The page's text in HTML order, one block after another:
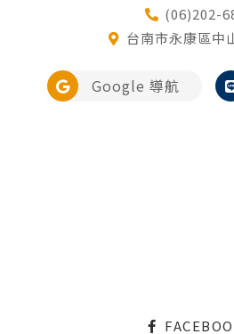
(06)202-
台南市永康區中
Google 導航